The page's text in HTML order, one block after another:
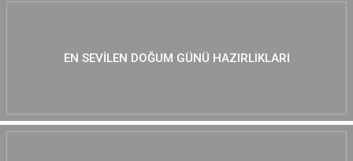
EN SEVILEN DOĞUM GÜNÜ HAZIRLIKLARI